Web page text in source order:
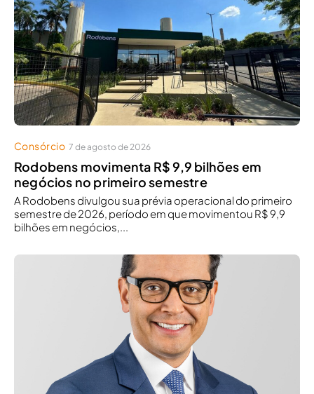
Consórcio 7 de agosto de 2026
Rodobens movimenta R$ 9,9 bilhões em
negócios no primeiro semestre
A Rodobens divulgou sua prévia operacional do primeiro
semestre de 2026, período em que movimentou R$ 9,9
bilhões em negócios,...